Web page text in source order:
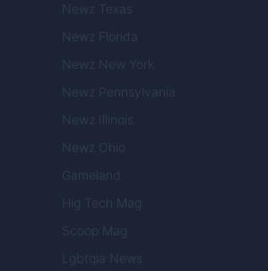
Newz Texas
Newz Florida
Newz New York
Newz Pennsylvania
Newz Illinois
Newz Ohio
Gameland
Hig Tech Mag
Scoop Mag
Lgbtqia News